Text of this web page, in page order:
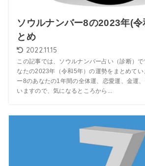
ソウルナンバー8の2023年(令
とめ
2022.11.15
この記事では、ソウルナンバー占い（診断）
なたの2023年（令和5年）の運勢をまとめて
ー8のあなたの1年間の全体運、恋愛運、金運
いますので、気になるところから...